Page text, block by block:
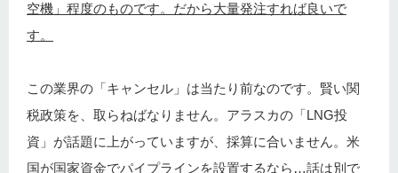
空機」程度のものです。だから大量発注すれば良いで
す。
この業界の「キャンセル」は当たり前なのです。賢い関
税政策を、取らねばなりません。アラスカの「LNG投
資」が話題に上がっていますが、採算に合いません。米
国が国家資金でパイプラインを設置するなら…話は別で